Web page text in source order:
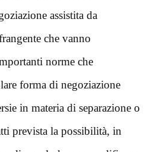
assistita da
che vanno
norme che
forma di negoziazione
in materia di separazione o
prevista la possibilità, in